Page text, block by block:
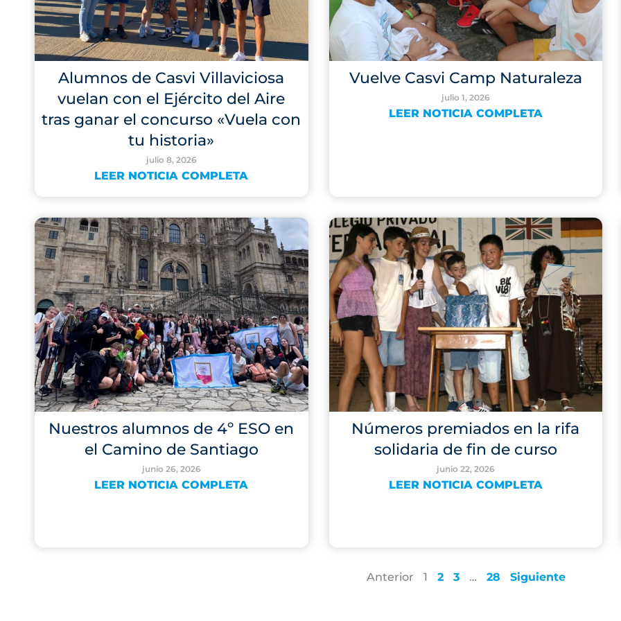
Alumnos de Casvi Villaviciosa
vuelan con el Ejército del Aire
tras ganar el concurso «Vuela con
tu historia»
julio 8, 2026
LEER NOTICIA COMPLETA
Vuelve Casvi Camp Naturaleza
julio 1, 2026
LEER NOTICIA COMPLETA
Nuestros alumnos de 4º ESO en
el Camino de Santiago
junio 26, 2026
LEER NOTICIA COMPLETA
Números premiados en la rifa
solidaria de fin de curso
junio 22, 2026
LEER NOTICIA COMPLETA
Anterior 1 2 3 … 28 Siguiente